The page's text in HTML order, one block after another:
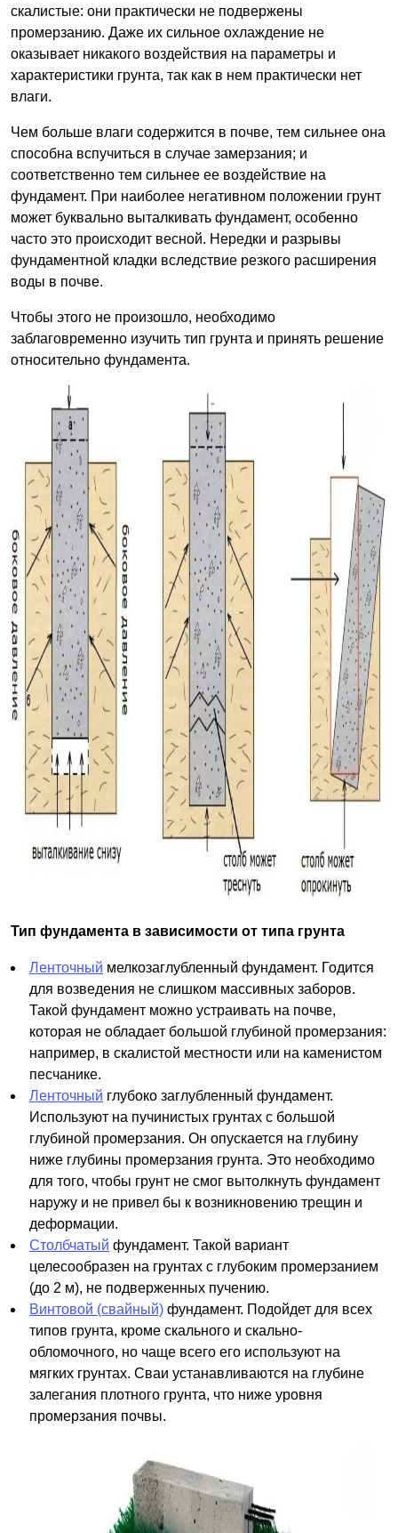
скалистые: они практически не подвержены
промерзанию. Даже их сильное охлаждение не
оказывает никакого воздействия на параметры и
характеристики грунта, так как в нем практически нет
влаги.
Чем больше влаги содержится в почве, тем сильнее она
способна вспучиться в случае замерзания; и
соответственно тем сильнее ее воздействие на
фундамент. При наиболее негативном положении грунт
может буквально выталкивать фундамент, особенно
часто это происходит весной. Нередки и разрывы
фундаментной кладки вследствие резкого расширения
воды в почве.
Чтобы этого не произошло, необходимо
заблаговременно изучить тип грунта и принять решение
относительно фундамента.
Тип фундамента в зависимости от типа грунта
Ленточный мелкозаглубленный фундамент. Годится
для возведения не слишком массивных заборов.
Такой фундамент можно устраивать на почве,
которая не обладает большой глубиной промерзания:
например, в скалистой местности или на каменистом
песчанике.
Ленточный глубоко заглубленный фундамент.
Используют на пучинистых грунтах с большой
глубиной промерзания. Он опускается на глубину
ниже глубины промерзания грунта. Это необходимо
для того, чтобы грунт не смог вытолкнуть фундамент
наружу и не привел бы к возникновению трещин и
деформации.
Столбчатый фундамент. Такой вариант
целесообразен на грунтах с глубоким промерзанием
(до 2 м), не подверженных пучению.
Винтовой (свайный) фундамент. Подойдет для всех
типов грунта, кроме скального и скально-
обломочного, но чаще всего его используют на
мягких грунтах. Сваи устанавливаются на глубине
залегания плотного грунта, что ниже уровня
промерзания почвы.